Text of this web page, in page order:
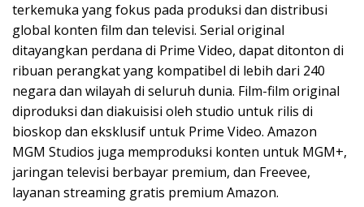
terkemuka yang fokus pada produksi dan distribusi
global konten film dan televisi. Serial original
ditayangkan perdana di Prime Video, dapat ditonton di
ribuan perangkat yang kompatibel di lebih dari 240
negara dan wilayah di seluruh dunia. Film-film original
diproduksi dan diakuisisi oleh studio untuk rilis di
bioskop dan eksklusif untuk Prime Video. Amazon
MGM Studios juga memproduksi konten untuk MGM+,
jaringan televisi berbayar premium, dan Freevee,
layanan streaming gratis premium Amazon.